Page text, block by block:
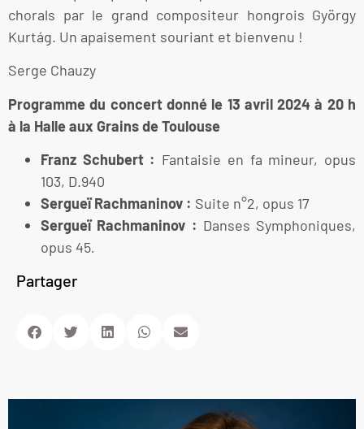
chorals par le grand compositeur hongrois György
Kurtág. Un apaisement souriant et bienvenu !
Serge Chauzy
Programme du concert donné le 13 avril 2024 à 20 h
à la Halle aux Grains de Toulouse
Franz Schubert : Fantaisie en fa mineur, opus
103, D.940
Sergueï Rachmaninov : Suite n°2, opus 17
Sergueï Rachmaninov : Danses Symphoniques,
opus 45.
Partager